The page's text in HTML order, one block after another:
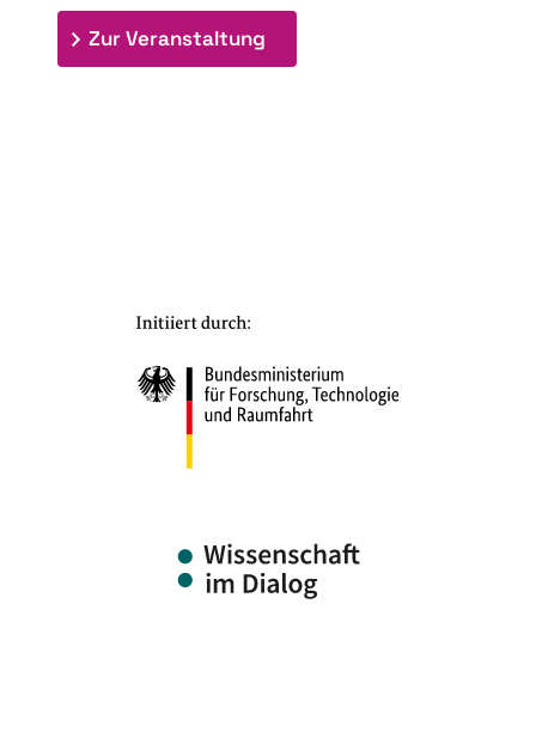
Zur Veranstaltung